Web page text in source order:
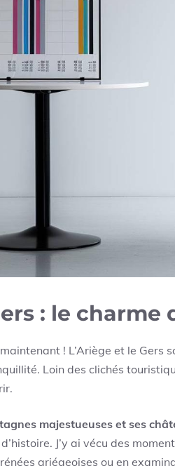
: le charme
! L’Ariège et le Gers
Loin des clichés
majestueuses et ses
J’y ai vécu des
ariégeoises ou en